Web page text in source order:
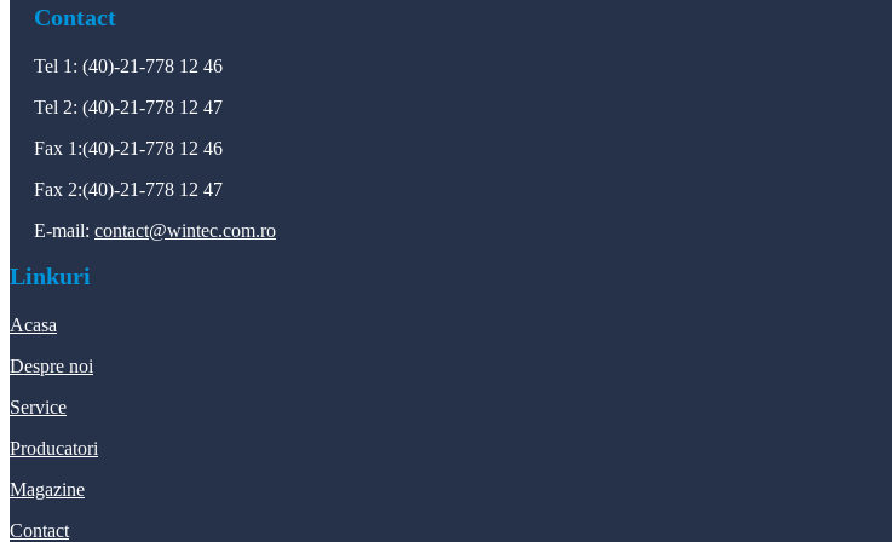
Contact
Tel 1: (40)-21-778 12 46
Tel 2: (40)-21-778 12 47
Fax 1:(40)-21-778 12 46
Fax 2:(40)-21-778 12 47
E-mail: contact@wintec.com.ro
Linkuri
Acasa
Despre noi
Service
Producatori
Magazine
Contact